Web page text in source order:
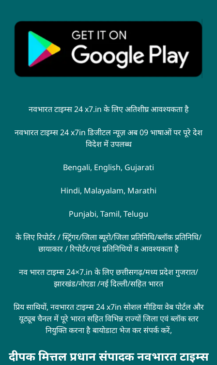
नवभारत टाइम्स 24 x7.in के लिए अतिशीघ्र आवश्यकता है
नवभारत टाइम्स 24 x7in डिजीटल न्यूज़ अब 09 भाषाओं पर पूरे देश
विदेश में उपलब्ध
Bengali, English, Gujarati
Hindi, Malayalam, Marathi
Punjabi, Tamil, Telugu
के लिए रिपोर्टर / स्ट्रिंगर/जिला ब्यूरो/जिला प्रतिनिधि/ब्लॉक प्रतिनिधि/
छायाकार / रिपोर्टर/एवं प्रतिनिधियों व आवश्यकता है
नव भारत टाइम्स 24×7.in के लिए छत्तीसगढ़/मध्य प्रदेश गुजरात/
झारखंड/नोएडा /नई दिल्ली/सहित भारत
प्रिय साथियों, नवभारत टाइम्स 24 x7in सोशल मीडिया वेब पोर्टल और
यूट्यूब चैनल में पूरे भारत सहित विभिन्न राज्यों जिला एवं ब्लॉक स्तर
नियुक्ति करना है बायोडाटा भेज कर संपर्क करें,
दीपक मित्तल प्रधान संपादक नवभारत टाइम्स